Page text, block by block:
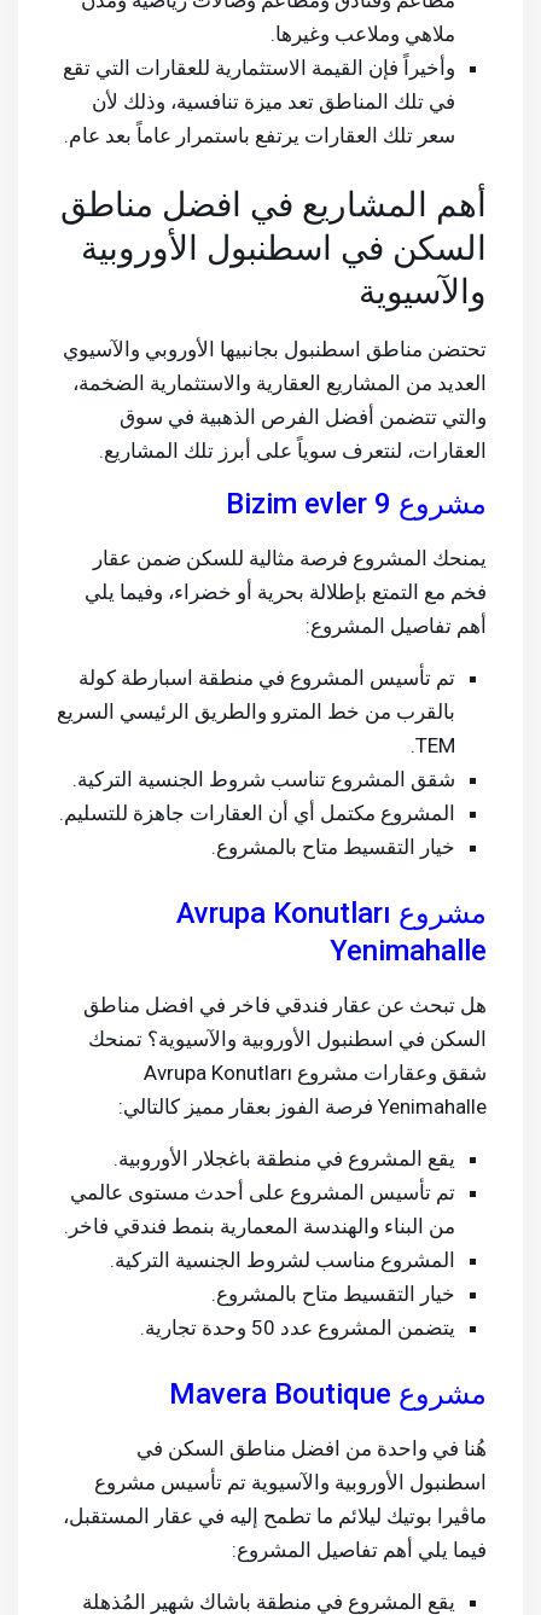
ملاهي وملاعب وغيرها.
وأخيراً فإن القيمة الاستثمارية للعقارات التي تقع
في تلك المناطق تعد ميزة تنافسية، وذلك لأن
سعر تلك العقارات يرتفع باستمرار عاماً بعد عام.
أهم المشاريع في افضل مناطق
السكن في اسطنبول الأوروبية
والآسيوية
تحتضن مناطق اسطنبول بجانبيها الأوروبي والآسيوي
العديد من المشاريع العقارية والاستثمارية الضخمة،
والتي تتضمن أفضل الفرص الذهبية في سوق
العقارات، لنتعرف سوياً على أبرز تلك المشاريع.
مشروع Bizim evler 9
يمنحك المشروع فرصة مثالية للسكن ضمن عقار
فخم مع التمتع بإطلالة بحرية أو خضراء، وفيما يلي
أهم تفاصيل المشروع:
تم تأسيس المشروع في منطقة اسبارطة كولة
بالقرب من خط المترو والطريق الرئيسي السريع
TEM.
شقق المشروع تناسب شروط الجنسية التركية.
المشروع مكتمل أي أن العقارات جاهزة للتسليم.
خيار التقسيط متاح بالمشروع.
مشروع Avrupa Konutları
Yenimahalle
هل تبحث عن عقار فندقي فاخر في افضل مناطق
السكن في اسطنبول الأوروبية والآسيوية؟ تمنحك
شقق وعقارات مشروع Avrupa Konutları
Yenimahalle فرصة الفوز بعقار مميز كالتالي:
يقع المشروع في منطقة باغجلار الأوروبية.
تم تأسيس المشروع على أحدث مستوى عالمي
من البناء والهندسة المعمارية بنمط فندقي فاخر.
المشروع مناسب لشروط الجنسية التركية.
خيار التقسيط متاح بالمشروع.
يتضمن المشروع عدد 50 وحدة تجارية.
مشروع Mavera Boutique
هُنا في واحدة من افضل مناطق السكن في
اسطنبول الأوروبية والآسيوية تم تأسيس مشروع
ماڤيرا بوتيك ليلائم ما تطمح إليه في عقار المستقبل،
فيما يلي أهم تفاصيل المشروع:
يقع المشروع في منطقة باشاك شهير المُذهلة